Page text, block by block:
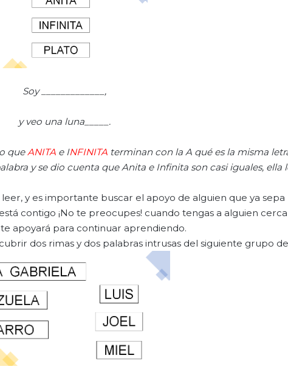
Soy _____________,
y veo una luna_____.
que ANITAe INFINITA terminan con la A quées la misma
y se dio cuenta que Anita e Infinita son casi iguales, ella
y es importante buscar el apoyo de alguien que ya sepa
contigo ¡No te preocupes! cuando tengas a alguien
apoyará para continuar aprendiendo.
dos rimas y dos palabras intrusas del siguiente grupo